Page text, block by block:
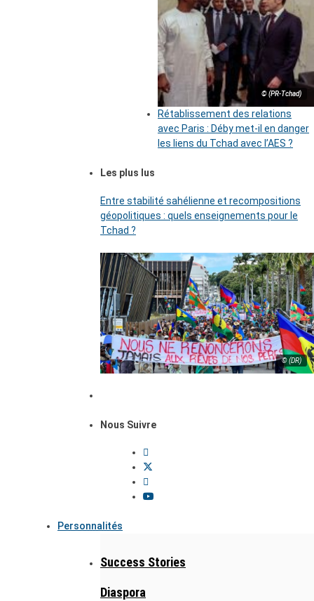
© (PR-Tchad)
Rétablissement des relations
avec Paris : Déby met-il en danger
les liens du Tchad avec l’AES ?
Les plus lus
Entre stabilité sahélienne et recompositions
géopolitiques : quels enseignements pour le
Tchad ?
© (DR)
Nous Suivre
Personnalités
Success Stories
Diaspora